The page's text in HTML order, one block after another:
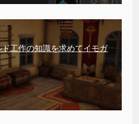
ド工作の知識を求めてイモガ